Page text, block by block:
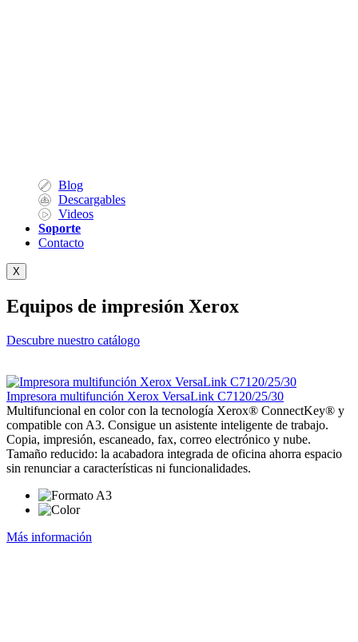
Blog
Descargables
Videos
Soporte
Contacto
X
Equipos de impresión Xerox
Descubre nuestro catálogo
Impresora multifunción Xerox VersaLink C7120/25/30
Multifuncional en color con la tecnología Xerox® ConnectKey® y
compatible con A3. Consigue un asistente inteligente de trabajo.
Copia, impresión, escaneado, fax, correo electrónico y nube.
Tamaño reducido: la acabadora integrada de oficina ahorra espacio
sin renunciar a características ni funcionalidades.
Más información